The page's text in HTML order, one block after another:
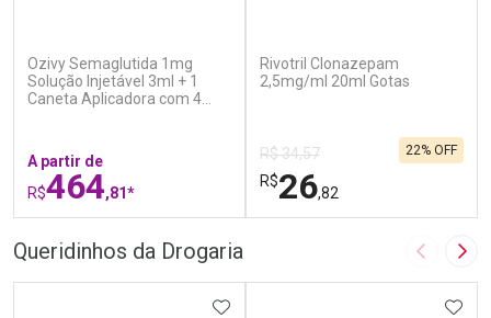
Ozivy Semaglutida 1mg
Solução Injetável 3ml + 1
Caneta Aplicadora com 4
A partir de
R$464,81*
Rivotril Clonazepam
2,5mg/ml 20ml Gotas
R$ 34,57
R$26,82
22% OFF
Queridinhos da Drogaria Imagem
ADICIONAR AOS FAVORITOS